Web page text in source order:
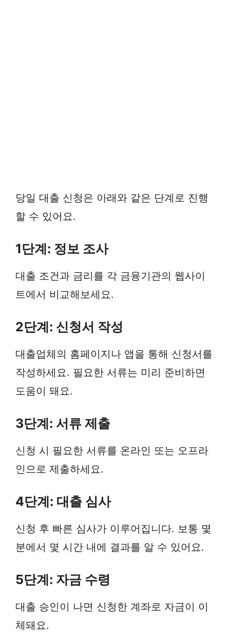
당일 대출 신청은 아래와 같은 단계로 진행
할 수 있어요.
1단계: 정보 조사
대출 조건과 금리를 각 금융기관의 웹사이
트에서 비교해보세요.
2단계: 신청서 작성
대출업체의 홈페이지나 앱을 통해 신청서를
작성하세요. 필요한 서류는 미리 준비하면
도움이 돼요.
3단계: 서류 제출
신청 시 필요한 서류를 온라인 또는 오프라
인으로 제출하세요.
4단계: 대출 심사
신청 후 빠른 심사가 이루어집니다. 보통 몇
분에서 몇 시간 내에 결과를 알 수 있어요.
5단계: 자금 수령
대출 승인이 나면 신청한 계좌로 자금이 이
체돼요.